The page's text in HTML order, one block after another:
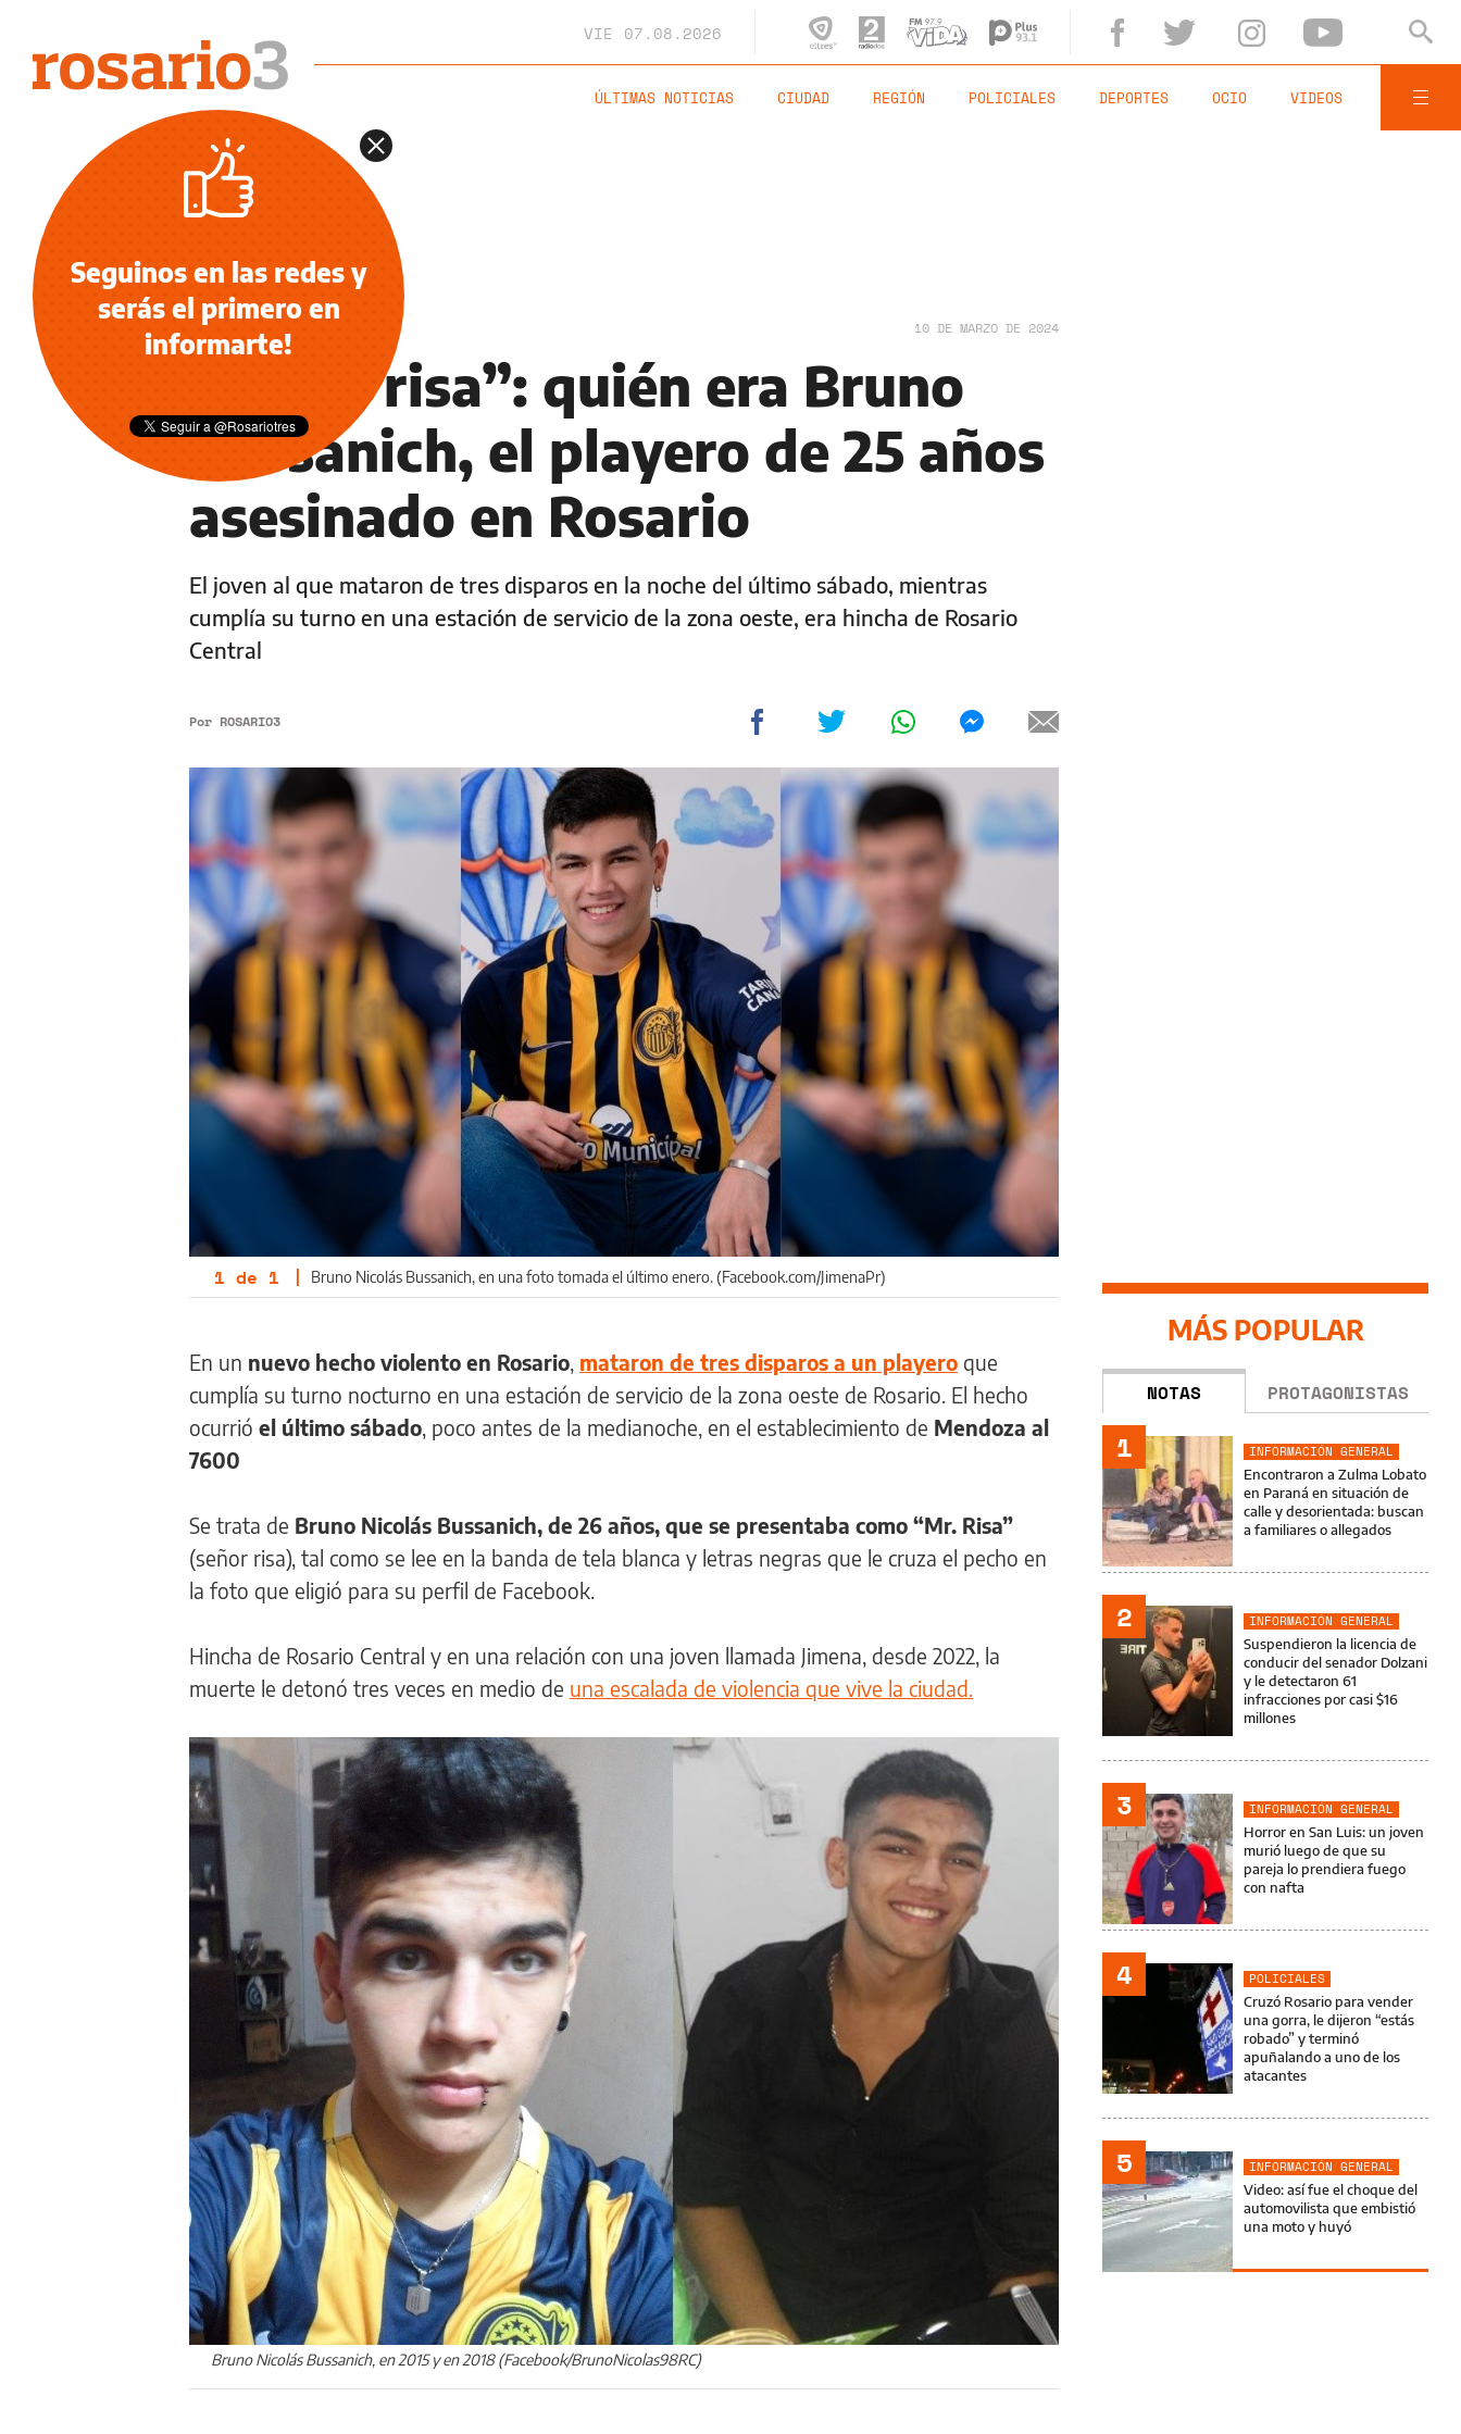
VIE 07.08.2026
ÚLTIMAS NOTICIAS CIUDAD REGIÓN POLICIALES DEPORTES OCIO VIDEOS
INFORMACIÓN GENERAL 10 DE MARZO DE 2024
"Señor risa”: quién era Bruno
Bussanich, el playero de 25 años
asesinado en Rosario
El joven al que mataron de tres disparos en la noche del último sábado, mientras
cumplía su turno en una estación de servicio de la zona oeste, era hincha de Rosario
Central
Por ROSARIO3
1 de 1 | Bruno Nicolás Bussanich, en una foto tomada el último enero. (Facebook.com/JimenaPr)
En un nuevo hecho violento en Rosario mataron de tres disparos a un playero que
cumplía su turno nocturno en una estación de servicio de la zona oeste de Rosario. El hecho
ocurrió el último sábado , poco antes de la medianoche, en el establecimiento de Mendoza al
7600
Se trata de Bruno Nicolás Bussanich, de 26 años, que se presentaba como “Mr. Risa”
(señor risa), tal como se lee en la banda de tela blanca y letras negras que le cruza el pecho en
la foto que eligió para su perfil de Facebook.
Hincha de Rosario Central y en una relación con una joven llamada Jimena, desde 2022, la
muerte le detonó tres veces en medio de una escalada de violencia que vive la ciudad.
Bruno Nicolás Bussanich, en 2015 y en 2018 (Facebook/BrunoNicolas98RC)
MÁS POPULAR
NOTAS PROTAGONISTAS
1
INFORMACIÓN GENERAL
Encontraron a Zulma Lobato
en Paraná en situación de
calle y desorientada: buscan
a familiares o allegados
2
INFORMACIÓN GENERAL
Suspendieron la licencia de
conducir del senador Dolzani
y le detectaron 61
infracciones por casi $16
millones
3
INFORMACIÓN GENERAL
Horror en San Luis: un joven
murió luego de que su
pareja lo prendiera fuego
con nafta
4
POLICIALES
Cruzó Rosario para vender
una gorra, le dijeron “estás
robado” y terminó
apuñalando a uno de los
atacantes
5
INFORMACIÓN GENERAL
Video: así fue el choque del
automovilista que embistió
una moto y huyó
Seguinos en las redes y
serás el primero en
informarte!